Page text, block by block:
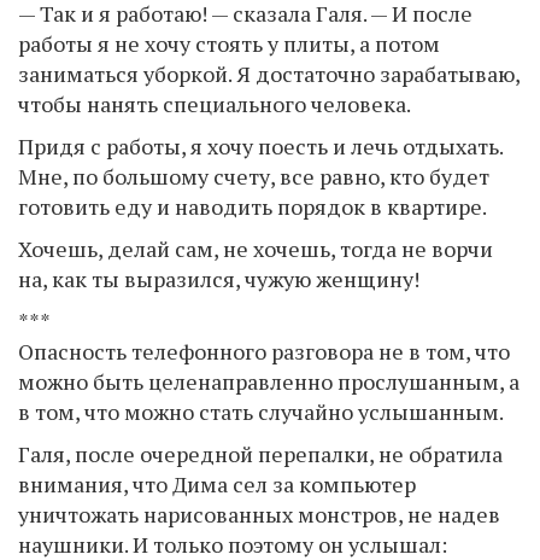
— Так и я работаю! — сказала Галя. — И после
работы я не хочу стоять у плиты, а потом
заниматься уборкой. Я достаточно зарабатываю,
чтобы нанять специального человека.
Придя с работы, я хочу поесть и лечь отдыхать.
Мне, по большому счету, все равно, кто будет
готовить еду и наводить порядок в квартире.
Хочешь, делай сам, не хочешь, тогда не ворчи
на, как ты выразился, чужую женщину!
***
Опасность телефонного разговора не в том, что
можно быть целенаправленно прослушанным, а
в том, что можно стать случайно услышанным.
Галя, после очередной перепалки, не обратила
внимания, что Дима сел за компьютер
уничтожать нарисованных монстров, не надев
наушники. И только поэтому он услышал: